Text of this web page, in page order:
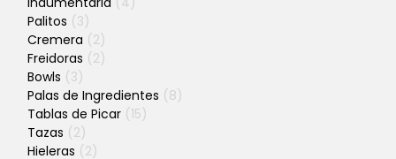
Palitos (3)
Cremera (2)
Freidoras (2)
Bowls (3)
Palas de Ingredientes (8)
Tablas de Picar (15)
Tazas (2)
Hieleras (2)